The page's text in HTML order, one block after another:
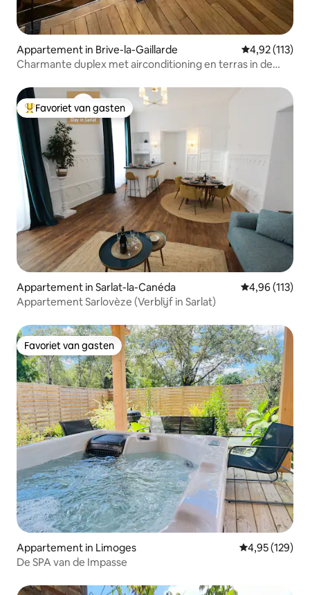
Appartement in Brive-la-Gaillarde Gemiddelde
4,92 (113)
Charmante duplex met airconditioning en terras in de
Topfavoriet van gasten
Favoriet van gasten
Appartement in Sarlat-la-Canéda Gemiddelde
4,96 (113)
Appartement Sarlovèze (Verblijf in Sarlat)
Favoriet van gasten
Favoriet van gasten
Appartement in Limoges Gemiddelde
4,95 (129)
De SPA van de Impasse